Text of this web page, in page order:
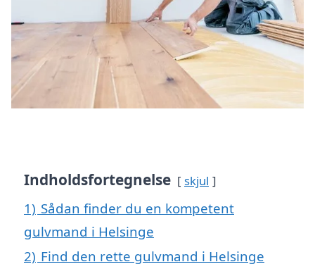
Indholdsfortegnelse skjul
1) Sådan finder du en kompetent
gulvmand i Helsinge
2) Find den rette gulvmand i Helsinge